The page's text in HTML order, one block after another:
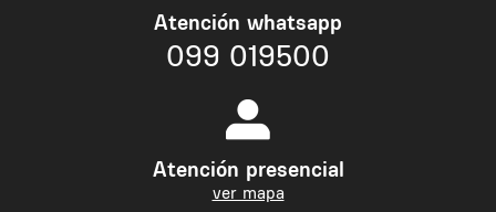
Atención whatsapp
099 019500
Atención presencial
ver mapa